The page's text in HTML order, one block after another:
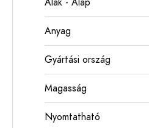
Anyag
Gyártási ország
Magasság
Nyomtatható